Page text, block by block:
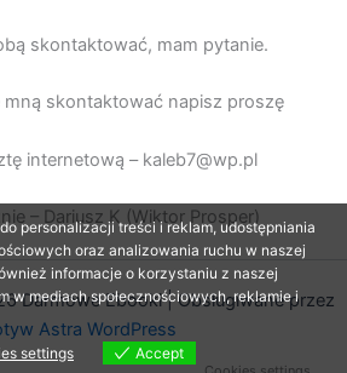
skontaktować, mam pytanie.
mną skontaktować napisz proszę
internetową – kaleb7@wp.pl
– Dariusz K (Wiktor Prosper)
Darmowe Ebooki | Obsługiwane przez
Astra WordPress
personalizacji treści i reklam, udostępniania
oraz analizowania ruchu w naszej
informacje o korzystaniu z naszej
w mediach społecznościowych, reklamie i
settings
Accept